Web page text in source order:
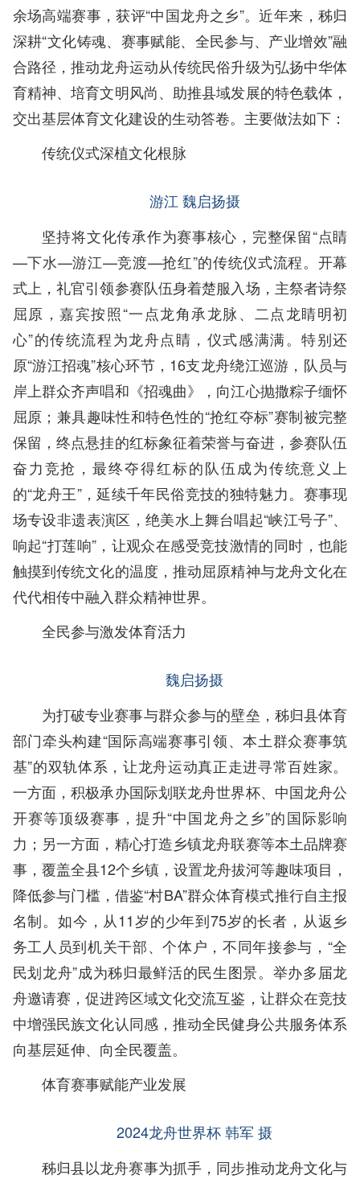
余场高端赛事，获评“中国龙舟之乡”。近年来，秭归
深耕“文化铸魂、赛事赋能、全民参与、产业增效”融
合路径，推动龙舟运动从传统民俗升级为弘扬中华体
育精神、培育文明风尚、助推县域发展的特色载体，
交出基层体育文化建设的生动答卷。主要做法如下：
传统仪式深植文化根脉
游江 魏启扬摄
坚持将文化传承作为赛事核心，完整保留“点睛
—下水—游江—竞渡—抢红”的传统仪式流程。开幕
式上，礼官引领参赛队伍身着楚服入场，主祭者诗祭
屈原，嘉宾按照“一点龙角承龙脉、二点龙睛明初
心”的传统流程为龙舟点睛，仪式感满满。特别还
原“游江招魂”核心环节，16支龙舟绕江巡游，队员与
岸上群众齐声唱和《招魂曲》，向江心抛撒粽子缅怀
屈原；兼具趣味性和特色性的“抢红夺标”赛制被完整
保留，终点悬挂的红标象征着荣誉与奋进，参赛队伍
奋力竞抢，最终夺得红标的队伍成为传统意义上
的“龙舟王”，延续千年民俗竞技的独特魅力。赛事现
场专设非遗表演区，绝美水上舞台唱起“峡江号子”、
响起“打莲响”，让观众在感受竞技激情的同时，也能
触摸到传统文化的温度，推动屈原精神与龙舟文化在
代代相传中融入群众精神世界。
全民参与激发体育活力
魏启扬摄
为打破专业赛事与群众参与的壁垒，秭归县体育
部门牵头构建“国际高端赛事引领、本土群众赛事筑
基”的双轨体系，让龙舟运动真正走进寻常百姓家。
一方面，积极承办国际划联龙舟世界杯、中国龙舟公
开赛等顶级赛事，提升“中国龙舟之乡”的国际影响
力；另一方面，精心打造乡镇龙舟联赛等本土品牌赛
事，覆盖全县12个乡镇，设置龙舟拔河等趣味项目，
降低参与门槛，借鉴“村BA”群众体育模式推行自主报
名制。如今，从11岁的少年到75岁的长者，从返乡
务工人员到机关干部、个体户，不同年接参与，“全
民划龙舟”成为秭归最鲜活的民生图景。举办多届龙
舟邀请赛，促进跨区域文化交流互鉴，让群众在竞技
中增强民族文化认同感，推动全民健身公共服务体系
向基层延伸、向全民覆盖。
体育赛事赋能产业发展
2024龙舟世界杯 韩军 摄
秭归县以龙舟赛事为抓手，同步推动龙舟文化与